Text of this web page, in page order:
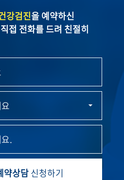
강검진을 예약하신
접 전화를 드려 친절히
약상담신청하기